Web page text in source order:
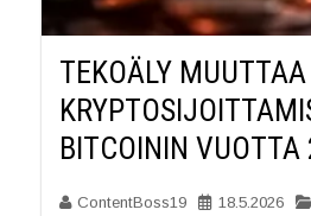
TEKOÄLY MUUTTAA
BITCOININ
ContentBoss19 18.5.2026